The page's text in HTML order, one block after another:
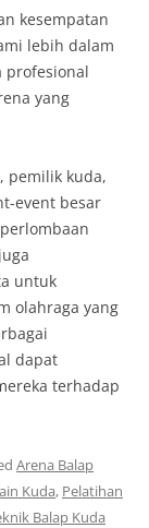
kesempatan
lebih dalam
profesional
yang
pemilik kuda,
event besar
untuk
olahraga yang
dapat
terhadap
Arena Balap
Kuda, Pelatihan
Balap Kuda